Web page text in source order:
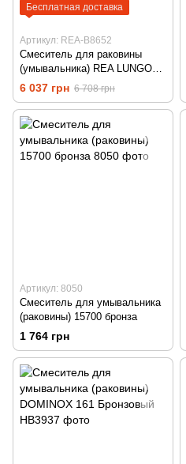
Бесплатная доставка
Артикул: REA-B8652
Смеситель для раковины
(умывальника) REA LUNGO
BRUSHED GOLD скрытого
монтажа матовое
золото\бронза
6 037 грн 6 708 грн
Артикул: 8050
Смеситель для умывальника
(раковины) 15700 бронза
1 764 грн